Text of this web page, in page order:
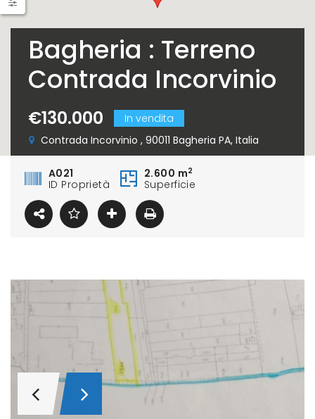
Bagheria : Terreno
Contrada Incorvinio
€130.000
In vendita
Contrada Incorvinio , 90011 Bagheria PA, Italia
A021
ID Proprietà
2.600 m2
Superficie